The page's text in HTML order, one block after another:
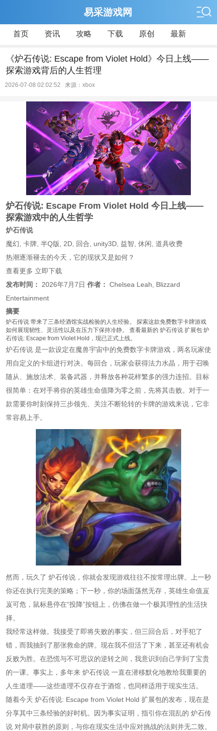
易采游戏网
首页 资讯 攻略 下载 原创 最新
《炉石传说: Escape from Violet Hold》今日上线——
探索游戏背后的人生哲理
2026-07-08 02:02:52 来源：xbox
炉石传说: Escape From Violet Hold 今日上线——
探索游戏中的人生哲学
炉石传说
魔幻, 卡牌, 半Q版, 2D, 回合, unity3D, 益智, 休闲, 道具收费
热潮逐渐褪去的今天，它的现状又是如何？
查看更多 立即下载
发布时间：
2026年7月7日 作者： Chelsea Leah, Blizzard
Entertainment
摘要
炉石传说 带来了三条经酒馆实战检验的人生经验。 探索这款免费数字卡牌游戏
如何展现韧性、灵活性以及在压力下保持冷静。 查看最新的 炉石传说 扩展包 炉
石传说: Escape from Violet Hold ，现已正式上线。
炉石传说 是一款设定在魔兽宇宙中的免费数字卡牌游戏，两名玩家使
用自定义的卡组进行对决。每回合，玩家会获得法力水晶，用于召唤
随从、施放法术、装备武器，并释放各种花样繁多的强力连招。目标
很简单：在对手将你的英雄生命值降为零之前，先将其击败。对于一
款需要你时刻保持三步领先、关注不断轮转的卡牌的游戏来说，它非
常容易上手。
然而，玩久了 炉石传说 ，你就会发现游戏往往不按常理出牌。上一秒
你还在执行完美的策略；下一秒，你的场面荡然无存，英雄生命值岌
岌可危，鼠标悬停在“投降”按钮上，仿佛在做一个极其理性的生活抉
择。
我经常这样做。我接受了即将失败的事实，但三回合后，对手犯了
错，而我抽到了那张救命的牌。现在我不但活了下来，甚至还有机会
反败为胜。在恐慌与不可思议的逆转之间，我意识到自己学到了宝贵
的一课。事实上，多年来 炉石传说 一直在潜移默化地教给我重要的
人生道理——这些道理不仅存在于酒馆，也同样适用于现实生活。
随着今天 炉石传说: Escape from Violet Hold 扩展包的发布，现在是
分享其中三条经验的好时机。因为事实证明，指引你在混乱的 炉石传
说 对局中获胜的原则，与你在现实生活中应对挑战的法则并无二致。